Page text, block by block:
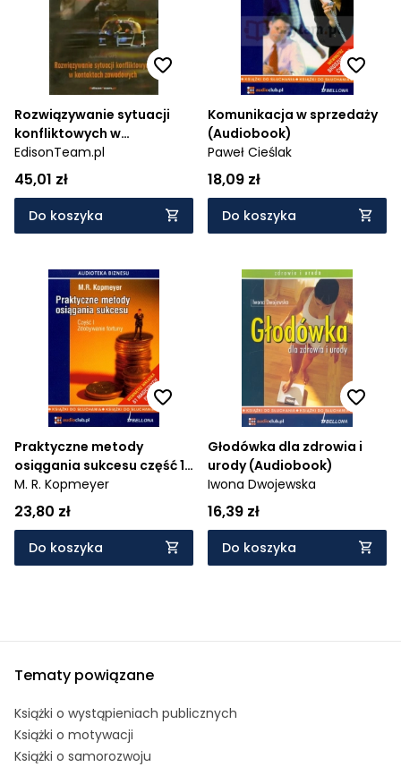
Rozwiązywanie sytuacji
konfliktowych w
kontaktach zawodowych
(Audiobook)
EdisonTeam.pl
45,01 zł
Do koszyka
Komunikacja w sprzedaży
(Audiobook)
Paweł Cieślak
18,09 zł
Do koszyka
Praktyczne metody
osiągania sukcesu część 1
(Audiobook)
M. R. Kopmeyer
23,80 zł
Do koszyka
Głodówka dla zdrowia i
urody (Audiobook)
Iwona Dwojewska
16,39 zł
Do koszyka
Tematy powiązane
Książki o wystąpieniach publicznych
Książki o motywacji
Książki o samorozwoju